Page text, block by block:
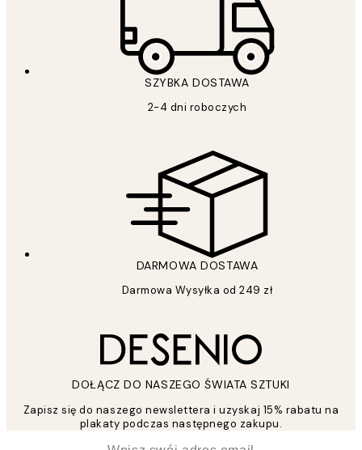
SZYBKA DOSTAWA
2-4 dni roboczych
DARMOWA DOSTAWA
Darmowa Wysyłka od 249 zł
DOŁĄCZ DO NASZEGO ŚWIATA SZTUKI
Zapisz się do naszego newslettera i uzyskaj 15% rabatu na
plakaty podczas następnego zakupu.